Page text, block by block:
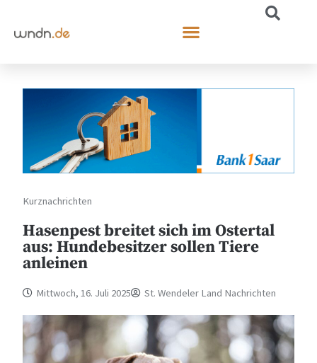
Kurznachrichten
Hasenpest breitet sich im Ostertal
aus: Hundebesitzer sollen Tiere
anleinen
Mittwoch, 16. Juli 2025 St. Wendeler Land Nachrichten